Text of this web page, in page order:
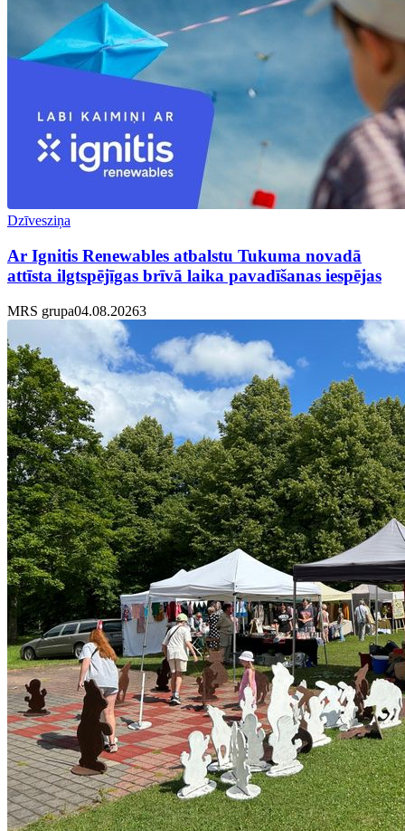
Dzīvesziņa
Ar Ignitis Renewables atbalstu Tukuma novadā
attīsta ilgtspējīgas brīvā laika pavadīšanas iespējas
MRS grupa04.08.20263